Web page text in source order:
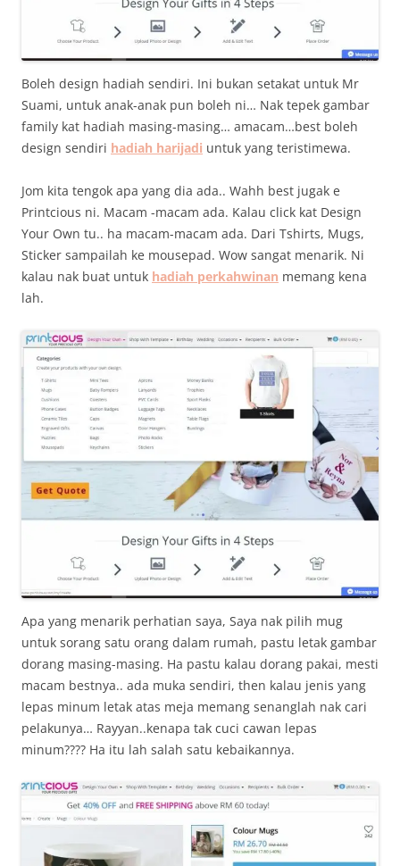
Boleh design hadiah sendiri. Ini bukan setakat untuk Mr
Suami, untuk anak-anak pun boleh ni… Nak tepek gambar
family kat hadiah masing-masing… amacam…best boleh
design sendiri hadiah harijadi untuk yang teristimewa.
Jom kita tengok apa yang dia ada.. Wahh best jugak e
Printcious ni. Macam -macam ada. Kalau click kat Design
Your Own tu.. ha macam-macam ada. Dari Tshirts, Mugs,
Sticker sampailah ke mousepad. Wow sangat menarik. Ni
kalau nak buat untuk hadiah perkahwinan memang kena
lah.
Apa yang menarik perhatian saya, Saya nak pilih mug
untuk sorang satu orang dalam rumah, pastu letak gambar
dorang masing-masing. Ha pastu kalau dorang pakai, mesti
macam bestnya.. ada muka sendiri, then kalau jenis yang
lepas minum letak atas meja memang senanglah nak cari
pelakunya… Rayyan..kenapa tak cuci cawan lepas
minum???? Ha itu lah salah satu kebaikannya.